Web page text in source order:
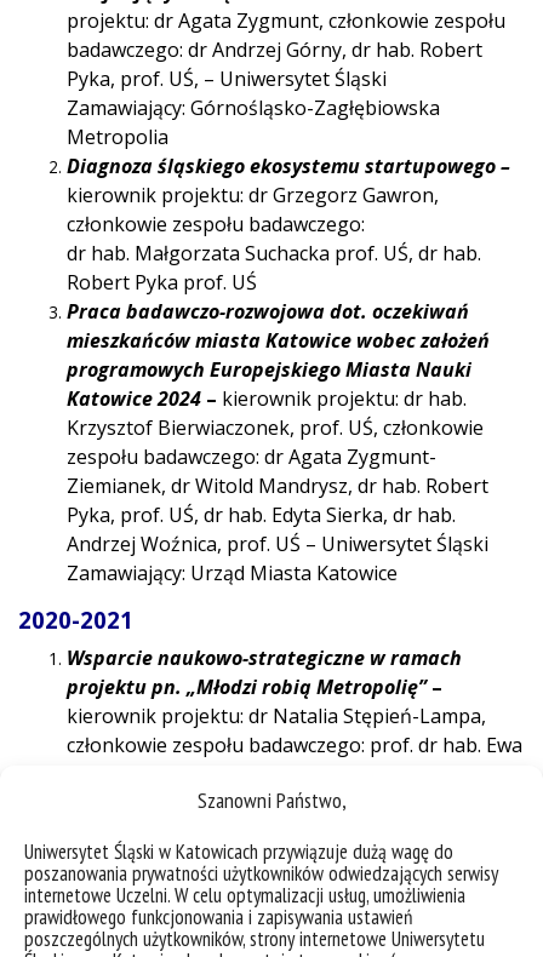
Szanowni Państwo,
Uniwersytet Śląski w Katowicach przywiązuje dużą wagę do
poszanowania prywatności użytkowników odwiedzających serwisy
internetowe Uczelni. W celu optymalizacji usług, umożliwienia
prawidłowego funkcjonowania i zapisywania ustawień
poszczególnych użytkowników, strony internetowe Uniwersytetu
projektu: dr Agata Zygmunt, członkowie zespołu
badawczego: dr Andrzej Górny, dr hab. Robert
Pyka, prof. UŚ, – Uniwersytet Śląski
Zamawiający: Górnośląsko-Zagłębiowska
Metropolia
Diagnoza śląskiego ekosystemu startupowego –
kierownik projektu: dr Grzegorz Gawron,
członkowie zespołu badawczego:
dr hab. Małgorzata Suchacka prof. UŚ, dr hab.
Robert Pyka prof. UŚ
Praca badawczo-rozwojowa dot. oczekiwań
mieszkańców miasta Katowice wobec założeń
programowych Europejskiego Miasta Nauki
Katowice 2024 – kierownik projektu: dr hab.
Krzysztof Bierwiaczonek, prof. UŚ, członkowie
zespołu badawczego: dr Agata Zygmunt-
Ziemianek, dr Witold Mandrysz, dr hab. Robert
Pyka, prof. UŚ, dr hab. Edyta Sierka, dr hab.
Andrzej Woźnica, prof. UŚ – Uniwersytet Śląski
Zamawiający: Urząd Miasta Katowice
2020-2021
Wsparcie naukowo-strategiczne w ramach
projektu pn. „Młodzi robią Metropolię”–
kierownik projektu: dr Natalia Stępień-Lampa,
członkowie zespołu badawczego: prof. dr hab. Ewa
Dagmara Dobosz – Uniwersytet Śląski
Metropolia
2019